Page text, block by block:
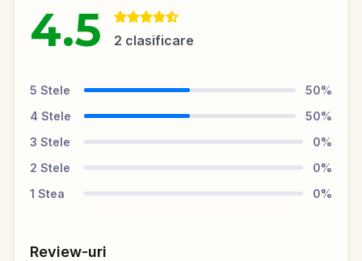
4.5 2 clasificare
5 Stele 50%
4 Stele 50%
3 Stele 0%
2 Stele 0%
1 Stea 0%
Review-uri